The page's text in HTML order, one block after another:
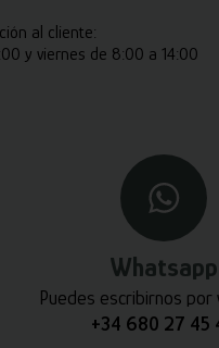
al cliente:
y viernes de 8:00 a 14:00
Whatsapp
Puedes escribirnos por
+34 680 27 45